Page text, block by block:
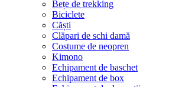
Bețe de trekking
Biciclete
Căști
Clăpari de schi damă
Costume de neopren
Kimono
Echipament de baschet
Echipament de box